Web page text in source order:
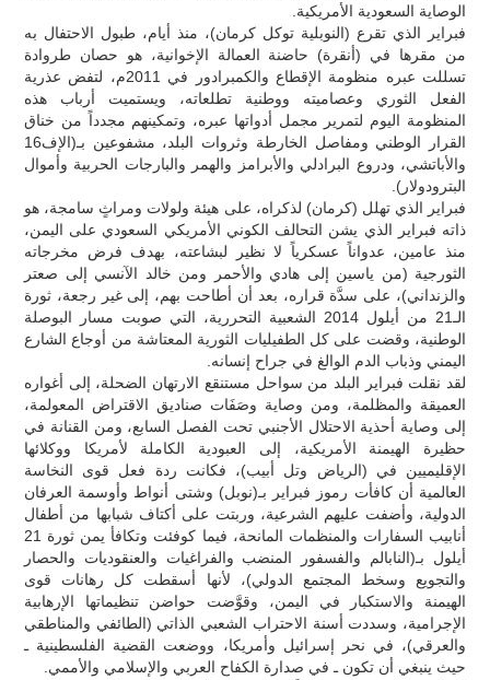
الوصاية السعودية الأمريكية.
فبراير الذي تقرع (النوبلية توكل كرمان)، منذ أيام، طبول الاحتفال به
من مقرها في (أنقرة) حاضنة العمالة الإخوانية، هو حصان طروادة
تسللت عبره منظومة الإقطاع والكمبرادور في 2011م، لتفض عذرية
الفعل الثوري وعصاميته ووطنية تطلعاته، ويستميت أرباب هذه
المنظومة اليوم لتمرير مجمل أدواتها عبره، وتمكينهم مجدداً من خناق
القرار الوطني ومفاصل الخارطة وثروات البلد، مشفوعين بـ(الإف16
والأباتشي، ودروع البرادلي والأبرامز والهمر والبارجات الحربية وأموال
البترودولار).
فبراير الذي تهلل (كرمان) لذكراه، على هيئة ولولات ومراثٍ سامجة، هو
ذاته فبراير الذي يشن التحالف الكوني الأمريكي السعودي على اليمن،
منذ عامين، عدواناً عسكرياً لا نظير لبشاعته، بهدف فرض مخرجاته
الثورجية (من ياسين إلى هادي والأحمر ومن خالد الآنسي إلى صعتر
والزنداني)، على سدَّة قراره، بعد أن أطاحت بهم، إلى غير رجعة، ثورة
الـ21 من أيلول 2014 الشعبية التحررية، التي صوبت مسار البوصلة
الوطنية، وقضت على كل الطفيليات الثورية المعتاشة من أوجاع الشارع
اليمني وذباب الدم الوالغ في جراح إنسانه.
لقد نقلت فبراير البلد من سواحل مستنقع الارتهان الضحلة، إلى أغواره
العميقة والمظلمة، ومن وصاية وصَفَات صناديق الاقتراض المعولمة،
إلى وصاية أحذية الاحتلال الأجنبي تحت الفصل السابع، ومن القنانة في
حظيرة الهيمنة الأمريكية، إلى العبودية الكاملة لأمريكا ووكلائها
الإقليميين في (الرياض وتل أبيب)، فكانت ردة فعل قوى النخاسة
العالمية أن كافأت رموز فبراير بـ(نوبل) وشتى أنواط وأوسمة العرفان
الدولية، وأضفت عليهم الشرعية، وربتت على أكتاف شبابها من أطفال
أنابيب السفارات والمنظمات المانحة، فيما كوفئت وتكافأ يمن ثورة 21
أيلول بـ(النابالم والفسفور المنضب والفراغيات والعنقوديات والحصار
والتجويع وسخط المجتمع الدولي)، لأنها أسقطت كل رهانات قوى
الهيمنة والاستكبار في اليمن، وقوَّضت حواضن تنظيماتها الإرهابية
الإجرامية، وسددت أسنة الاحتراب الشعبي الذاتي (الطائفي والمناطقي
والعرقي)، في نحر إسرائيل وأمريكا، ووضعت القضية الفلسطينية ـ
حيث ينبغي أن تكون ـ في صدارة الكفاح العربي والإسلامي والأممي.